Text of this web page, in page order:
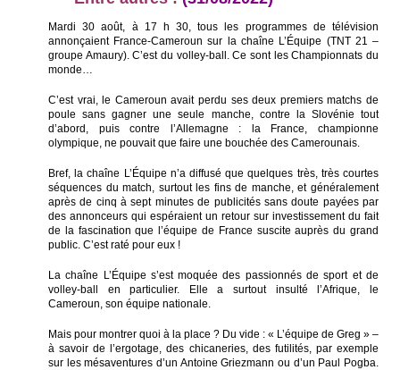
Mardi 30 août, à 17 h 30, tous les programmes de télévision
annonçaient France-Cameroun sur la chaîne L’Équipe (TNT 21 –
groupe Amaury). C’est du volley-ball. Ce sont les Championnats du
monde…
C’est vrai, le Cameroun avait perdu ses deux premiers matchs de
poule sans gagner une seule manche, contre la Slovénie tout
d’abord, puis contre l’Allemagne : la France, championne
olympique, ne pouvait que faire une bouchée des Camerounais.
Bref, la chaîne L’Équipe n’a diffusé que quelques très, très courtes
séquences du match, surtout les fins de manche, et généralement
après de cinq à sept minutes de publicités sans doute payées par
des annonceurs qui espéraient un retour sur investissement du fait
de la fascination que l’équipe de France suscite auprès du grand
public. C’est raté pour eux !
La chaîne L’Équipe s’est moquée des passionnés de sport et de
volley-ball en particulier. Elle a surtout insulté l’Afrique, le
Cameroun, son équipe nationale.
Mais pour montrer quoi à la place ? Du vide : « L’équipe de Greg » –
à savoir de l’ergotage, des chicaneries, des futilités, par exemple
sur les mésaventures d’un Antoine Griezmann ou d’un Paul Pogba.